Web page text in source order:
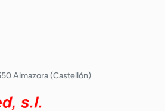
Almazora (Castellón)